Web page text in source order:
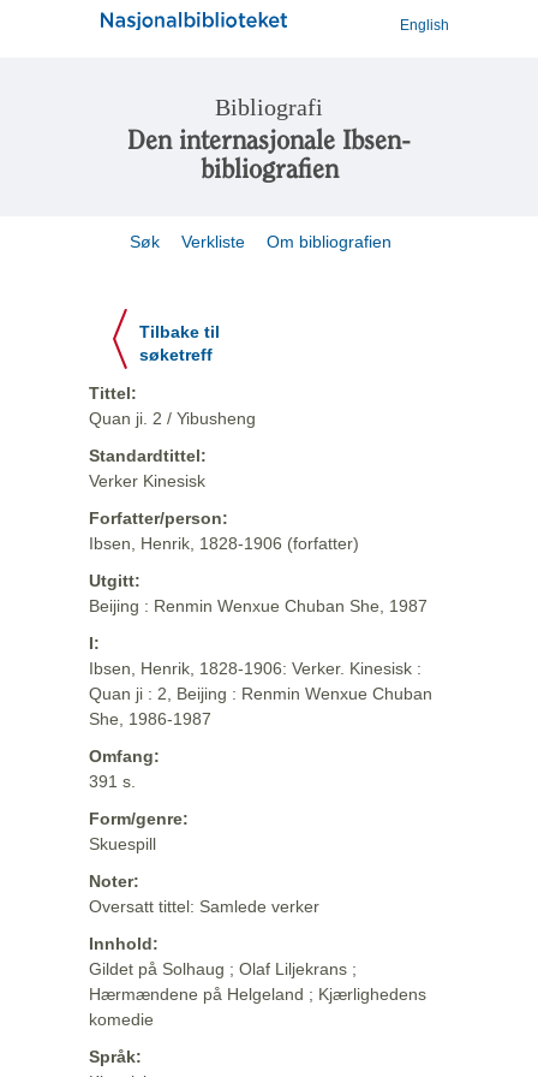
English
Bibliografi
Den internasjonale Ibsen-
bibliografien
Søk Verkliste Om bibliografien
Tilbake til
søketreff
Tittel:
Quan ji. 2 / Yibusheng
Standardtittel:
Verker Kinesisk
Forfatter/person:
Ibsen, Henrik, 1828-1906 (forfatter)
Utgitt:
Beijing : Renmin Wenxue Chuban She, 1987
I:
Ibsen, Henrik, 1828-1906: Verker. Kinesisk :
Quan ji : 2, Beijing : Renmin Wenxue Chuban
She, 1986-1987
Omfang:
391 s.
Form/genre:
Skuespill
Noter:
Oversatt tittel: Samlede verker
Innhold:
Gildet på Solhaug ; Olaf Liljekrans ;
Hærmændene på Helgeland ; Kjærlighedens
komedie
Språk: